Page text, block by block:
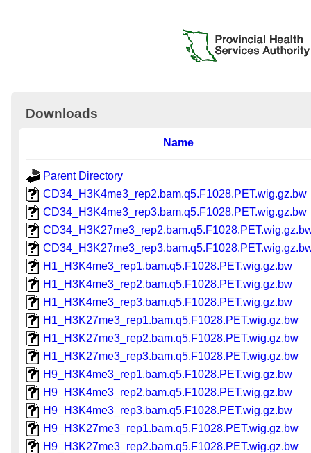
Downloads
Name
Parent Directory
CD34_H3K4me3_rep2.bam.q5.F1028.PET.wig.gz.bw
CD34_H3K4me3_rep3.bam.q5.F1028.PET.wig.gz.bw
H1_H3K4me3_rep1.bam.q5.F1028.PET.wig.gz.bw
H1_H3K4me3_rep2.bam.q5.F1028.PET.wig.gz.bw
H1_H3K4me3_rep3.bam.q5.F1028.PET.wig.gz.bw
H1_H3K27me3_rep1.bam.q5.F1028.PET.wig.gz.bw
H1_H3K27me3_rep2.bam.q5.F1028.PET.wig.gz.bw
H1_H3K27me3_rep3.bam.q5.F1028.PET.wig.gz.bw
H9_H3K4me3_rep1.bam.q5.F1028.PET.wig.gz.bw
H9_H3K4me3_rep2.bam.q5.F1028.PET.wig.gz.bw
H9_H3K4me3_rep3.bam.q5.F1028.PET.wig.gz.bw
H9_H3K27me3_rep1.bam.q5.F1028.PET.wig.gz.bw
H9_H3K27me3_rep2.bam.q5.F1028.PET.wig.gz.bw